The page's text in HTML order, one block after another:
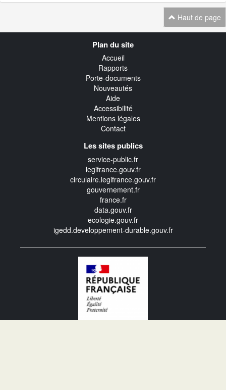
Haut de page
Plan du site
Accueil
Rapports
Porte-documents
Nouveautés
Aide
Accessibilité
Mentions légales
Contact
Les sites publics
service-public.fr
legifrance.gouv.fr
circulaire.legifrance.gouv.fr
gouvernement.fr
france.fr
data.gouv.fr
ecologie.gouv.fr
igedd.developpement-durable.gouv.fr